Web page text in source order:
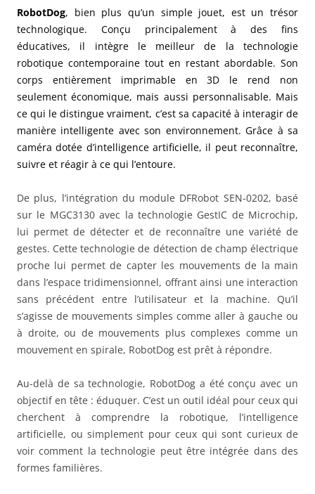
RobotDog, bien plus qu’un simple jouet, est un trésor
technologique. Conçu principalement à des fins
éducatives, il intègre le meilleur de la technologie
robotique contemporaine tout en restant abordable. Son
corps entièrement imprimable en 3D le rend non
seulement économique, mais aussi personnalisable. Mais
ce qui le distingue vraiment, c’est sa capacité à interagir de
manière intelligente avec son environnement. Grâce à sa
caméra dotée d’intelligence artificielle, il peut reconnaître,
suivre et réagir à ce qui l’entoure.
De plus, l’intégration du module DFRobot SEN-0202, basé
sur le MGC3130 avec la technologie GestIC de Microchip,
lui permet de détecter et de reconnaître une variété de
gestes. Cette technologie de détection de champ électrique
proche lui permet de capter les mouvements de la main
dans l’espace tridimensionnel, offrant ainsi une interaction
sans précédent entre l’utilisateur et la machine. Qu’il
s’agisse de mouvements simples comme aller à gauche ou
à droite, ou de mouvements plus complexes comme un
mouvement en spirale, RobotDog est prêt à répondre.
Au-delà de sa technologie, RobotDog a été conçu avec un
objectif en tête : éduquer. C’est un outil idéal pour ceux qui
cherchent à comprendre la robotique, l’intelligence
artificielle, ou simplement pour ceux qui sont curieux de
voir comment la technologie peut être intégrée dans des
formes familières.